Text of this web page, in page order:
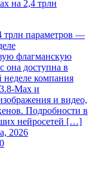
трлн параметров —
флагманскую
она доступна в
компания
и
и видео,
Подробности в
нейросетей […]
2026
0